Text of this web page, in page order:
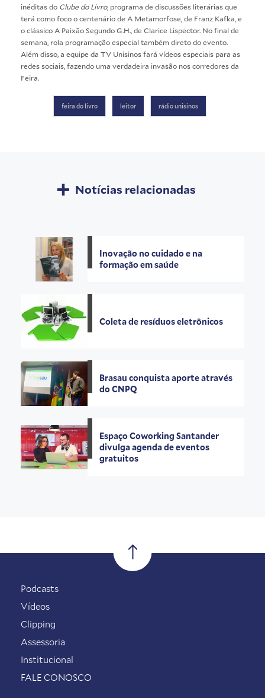
inéditas do Clube do Livro, programa de discussões literárias que
terá como foco o centenário de A Metamorfose, de Franz Kafka, e
o clássico A Paixão Segundo G.H., de Clarice Lispector. No final de
semana, rola programação especial também direto do evento.
Além disso, a equipe da TV Unisinos fará vídeos especiais para as
redes sociais, fazendo uma verdadeira invasão nos corredores da
Feira.
feira do livro leitor rádio unisinos
Notícias relacionadas
Inovação no cuidado e na
formação em saúde
Coleta de resíduos eletrônicos
Brasau conquista aporte através
do CNPQ
Espaço Coworking Santander
divulga agenda de eventos
gratuitos
Podcasts
Vídeos
Clipping
Assessoria
Institucional
FALE CONOSCO